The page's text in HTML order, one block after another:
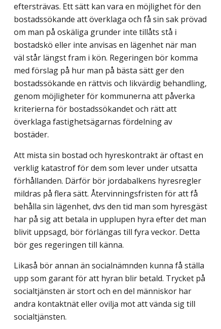
eftersträvas. Ett sätt kan vara en möjlighet för den
bostadssökande att överklaga och få sin sak prövad
om man på oskäliga grunder inte tillåts stå i
bostadskö eller inte anvisas en lägenhet när man
väl står längst fram i kön. Regeringen bör komma
med förslag på hur man på bästa sätt ger den
bostadssökande en rättvis och likvärdig behandling,
genom möjligheter för kommunerna att påverka
kriterierna för bostadssökandet och rätt att
överklaga fastighetsägarnas fördelning av
bostäder.
Att mista sin bostad och hyreskontrakt är oftast en
verklig katastrof för dem som lever under utsatta
förhållanden. Därför bör jordabalkens hyresregler
mildras på flera sätt. Återvinningsfristen för att få
behålla sin lägenhet, dvs den tid man som hyresgäst
har på sig att betala in upplupen hyra efter det man
blivit uppsagd, bör förlängas till fyra veckor. Detta
bör ges regeringen till känna.
Likaså bör annan än socialnämnden kunna få ställa
upp som garant för att hyran blir betald. Trycket på
socialtjänsten är stort och en del människor har
andra kontaktnät eller ovilja mot att vända sig till
socialtjänsten.